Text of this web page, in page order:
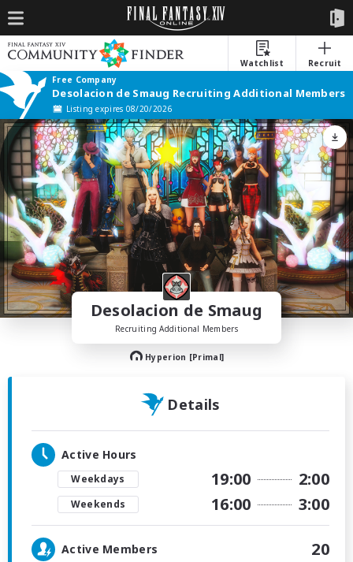
Watchlist
Recruit
Free Company
Desolacion de Smaug Recruiting Additional Members
Listing expires 08/20/2026
Desolacion de Smaug
Recruiting Additional Members
Hyperion [Primal]
Details
Active Hours
Weekdays 19:00 2:00
Weekends 16:00 3:00
Active Members 20